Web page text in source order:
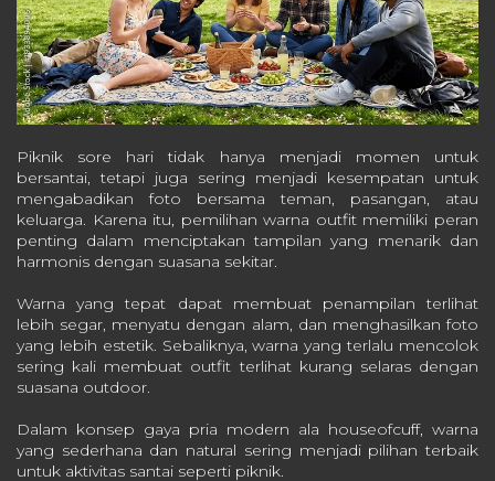
Piknik sore hari tidak hanya menjadi momen untuk
bersantai, tetapi juga sering menjadi kesempatan untuk
mengabadikan foto bersama teman, pasangan, atau
keluarga. Karena itu, pemilihan warna outfit memiliki peran
penting dalam menciptakan tampilan yang menarik dan
harmonis dengan suasana sekitar.
Warna yang tepat dapat membuat penampilan terlihat
lebih segar, menyatu dengan alam, dan menghasilkan foto
yang lebih estetik. Sebaliknya, warna yang terlalu mencolok
sering kali membuat outfit terlihat kurang selaras dengan
suasana outdoor.
Dalam konsep gaya pria modern ala houseofcuff, warna
yang sederhana dan natural sering menjadi pilihan terbaik
untuk aktivitas santai seperti piknik.